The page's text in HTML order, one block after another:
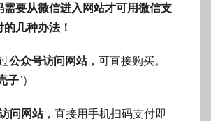
需要从微信进入网站才可用微信支
几种办法！
公众号访问网站，可直接购买。
子”）
问网站，直接用手机扫码支付即